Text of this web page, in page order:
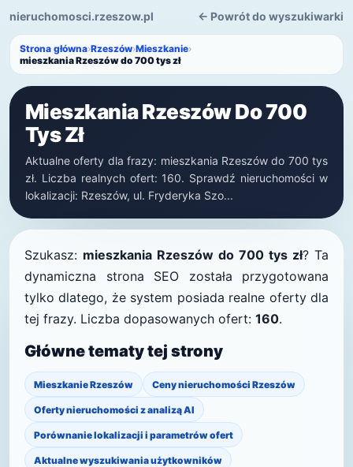
nieruchomosci.rzeszow.pl ← Powrót do wyszukiwarki
Strona główna›Rzeszów›Mieszkanie›
mieszkania Rzeszów do 700 tys zł
Mieszkania Rzeszów Do 700
Tys Zł
Aktualne oferty dla frazy: mieszkania Rzeszów do 700 tys
zł. Liczba realnych ofert: 160. Sprawdź nieruchomości w
lokalizacji: Rzeszów, ul. Fryderyka Szo...
Szukasz: mieszkania Rzeszów do 700 tys zł? Ta
dynamiczna strona SEO została przygotowana
tylko dlatego, że system posiada realne oferty dla
tej frazy. Liczba dopasowanych ofert: 160.
Główne tematy tej strony
Mieszkanie Rzeszów Ceny nieruchomości Rzeszów
Oferty nieruchomości z analizą AI
Porównanie lokalizacji i parametrów ofert
Aktualne wyszukiwania użytkowników